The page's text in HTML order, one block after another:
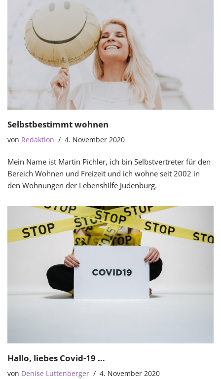
Selbstbestimmt wohnen
von Redaktion 4. November 2020
Mein Name ist Martin Pichler, ich bin Selbstvertreter für den
Bereich Wohnen und Freizeit und ich wohne seit 2002 in
den Wohnungen der Lebenshilfe Judenburg.
Hallo, liebes Covid-19 …
von Denise Luttenberger 4. November 2020